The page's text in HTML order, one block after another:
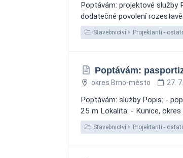
Poptávám: projektové služby
dodatečné povolení
Stavebnictví Projektanti -
Poptávám:
okres Brno-město 27.
Poptávám: služby Popis: -
25 m Lokalita: - Kunice,
Stavebnictví Projektanti -